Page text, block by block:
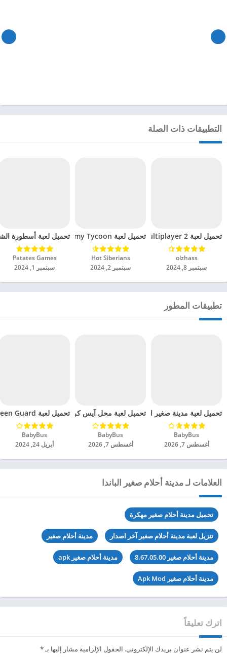
التطبيقات ذات الصلة
تحميل لعبة Car Parking Multiplayer 2 مهكرة للاندرويد 2024
olzhass‏
سبتمبر 8, 2024
تحميل لعبة The Idle Forces Army Tycoon مهكرة للاندرويد 2024
Hot Siberians‏
سبتمبر 2, 2024
تحميل لعبة أسطورة
Patates Games‏
سبتمبر 1, 2024
تطبيقات المطور
تحميل لعبة مدينة صغير الباندا الأميرة مهكرة للاندرويد 2024
BabyBus‏
أغسطس 7, 2026
تحميل لعبة محل آيس كريم صغير الباندا مهكرة
BabyBus‏
أغسطس 7, 2026
تحميل لعبة Little Panda Green Guard مهكرة للاندرويد 2024
BabyBus‏
أبريل 24, 2024
العلامات لـ مدينة أحلام صغير الباندا
تحميل مدينة أحلام صغير مهكرة
تنزيل لعبة مدينة أحلام صغير آخر اصدار مدينة أحلام صغير
مدينة أحلام صغير 8.67.05.00 مدينة أحلام صغير apk
مدينة أحلام صغير Apk Mod
اترك تعليقاً
لن يتم نشر عنوان بريدك الإلكتروني. الحقول الإلزامية مشار إليها بـ*